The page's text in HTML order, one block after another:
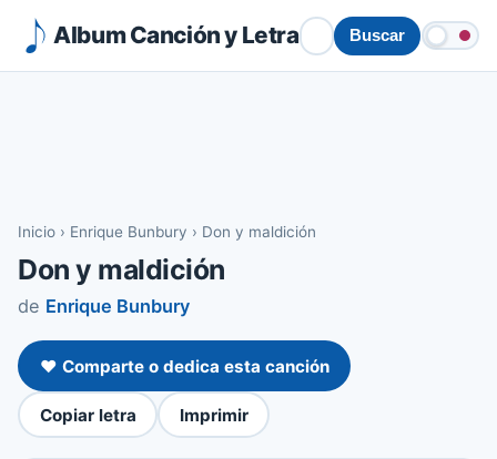
Album Canción y Letra Buscar
Inicio › Enrique Bunbury › Don y maldición
Don y maldición
de Enrique Bunbury
❤️ Comparte o dedica esta canción
Copiar letra Imprimir